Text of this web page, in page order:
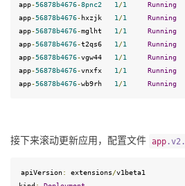
app-56878b4676-8pnc2 1/1 Running
app-56878b4676-hxzjk 1/1 Running
app-56878b4676-mglht 1/1 Running
app-56878b4676-t2qs6 1/1 Running
app-56878b4676-vgw44 1/1 Running
app-56878b4676-vnxfx 1/1 Running
app-56878b4676-wb9rh 1/1 Running
接下来滚动更新应用，配置文件 app.v2 .
apiVersion: extensions/v1beta1